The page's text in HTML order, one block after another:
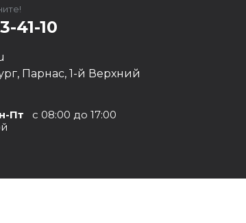
41-10
Парнас, 1-й Верхний
Пт с 08:00 до 17:00